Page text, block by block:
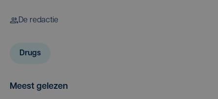
De redactie
Drugs
Meest gelezen